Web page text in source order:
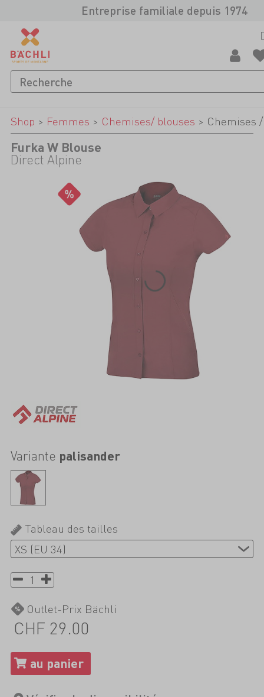
Entreprise familiale depuis 1974
Shop > Femmes > Chemises/ blouses > Chemises
Furka W Blouse
Direct Alpine
Variante palisander
Tableau des tailles
Outlet-Prix Bächli
CHF 29.00